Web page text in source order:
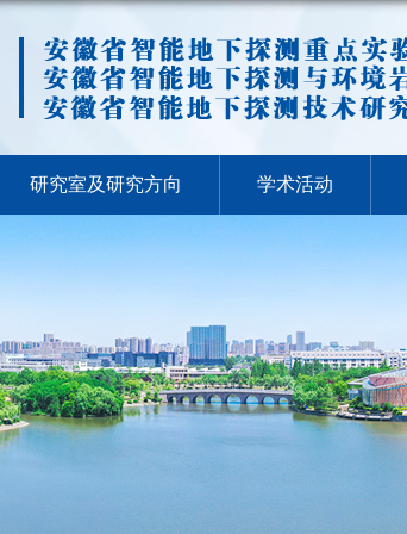
研究室及研究方向 学术活动